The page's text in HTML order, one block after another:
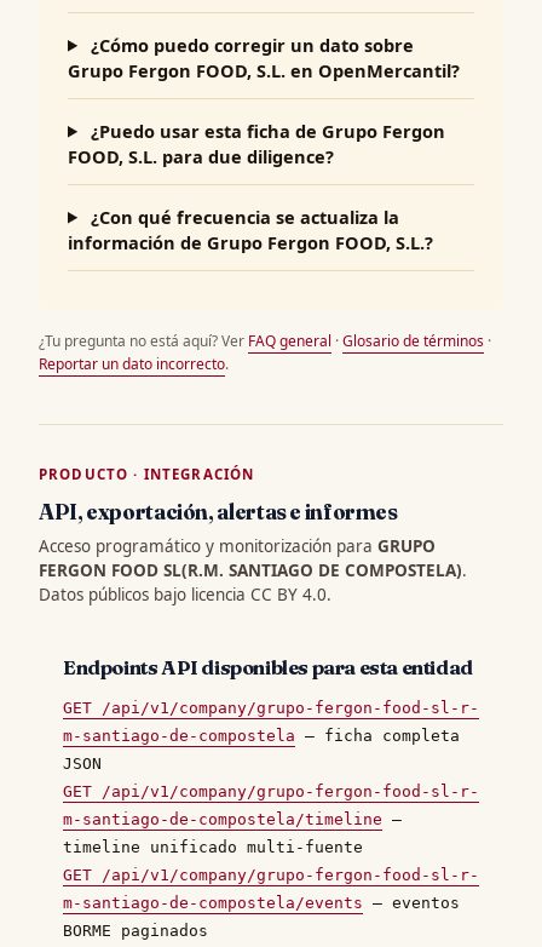
¿Cómo puedo corregir un dato sobre
Grupo Fergon FOOD, S.L. en OpenMercantil?
¿Puedo usar esta ficha de Grupo Fergon
FOOD, S.L. para due diligence?
¿Con qué frecuencia se actualiza la
información de Grupo Fergon FOOD, S.L.?
¿Tu pregunta no está aquí? Ver FAQ general ·Glosario de términos ·
Reportar un dato incorrecto.
PRODUCTO · INTEGRACIÓN
API, exportación, alertas e informes
Acceso programático y monitorización para GRUPO
FERGON FOOD SL(R.M. SANTIAGO DE COMPOSTELA).
Datos públicos bajo licencia CC BY 4.0.
Endpoints API disponibles para esta entidad
GET /api/v1/company/grupo-fergon-food-sl-r-
m-santiago-de-compostela — ficha completa
JSON
GET /api/v1/company/grupo-fergon-food-sl-r-
m-santiago-de-compostela/timeline —
timeline unificado multi-fuente
GET /api/v1/company/grupo-fergon-food-sl-r-
m-santiago-de-compostela/events — eventos
BORME paginados